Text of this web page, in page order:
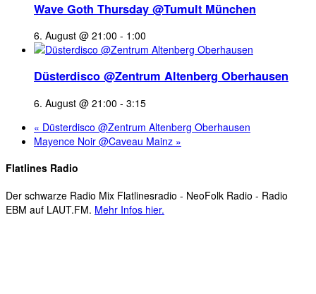
Wave Goth Thursday @Tumult München
6. August @ 21:00 - 1:00
Düsterdisco @Zentrum Altenberg Oberhausen
6. August @ 21:00 - 3:15
« Düsterdisco @Zentrum Altenberg Oberhausen
Mayence Noir @Caveau Mainz »
Flatlines Radio
Der schwarze Radio Mix Flatlinesradio - NeoFolk Radio - Radio
EBM auf LAUT.FM. Mehr Infos hier.